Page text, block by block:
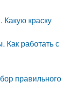
Какую краску
Как работать с
правильного